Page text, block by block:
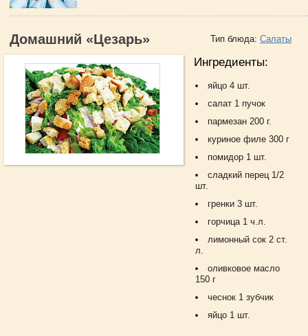
Тип блюда: Салаты
Домашний «Цезарь»
Ингредиенты:
яйцо 4 шт.
салат 1 пучок
пармезан 200 г.
куриное филе 300 г
помидор 1 шт.
сладкий перец 1/2
шт.
гренки 3 шт.
горчица 1 ч.л.
лимонный сок 2 ст.
л.
оливковое масло
150 г
чеснок 1 зубчик
яйцо 1 шт.